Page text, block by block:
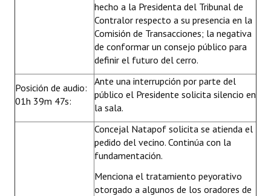
hecho a la Presidenta del Tribunal de
Contralor respecto a su presencia en la
Comisión de Transacciones; la negativa
de conformar un consejo público para
definir el futuro del cerro.
Posición de audio:
01h 39m 47s:
Ante una interrupción por parte del
público el Presidente solicita silencio en
la sala.
Concejal Natapof solicita se atienda el
pedido del vecino. Continúa con la
fundamentación.
Menciona el tratamiento peyorativo
otorgado a algunos de los oradores de